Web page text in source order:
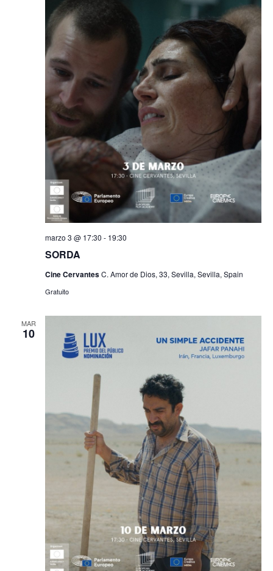
SORDA
marzo 3 @ 17:30 - 19:30
Cine CervantesC. Amor de Dios, 33, Sevilla, Sevilla, Spain
Gratuito
MAR
10